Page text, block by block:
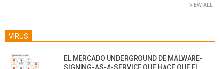
VIEW ALL
VIRUS
EL MERCADO UNDERGROUND DE MALWARE-
SIGNING-AS-A-SERVICE QUE HACE QUE EL